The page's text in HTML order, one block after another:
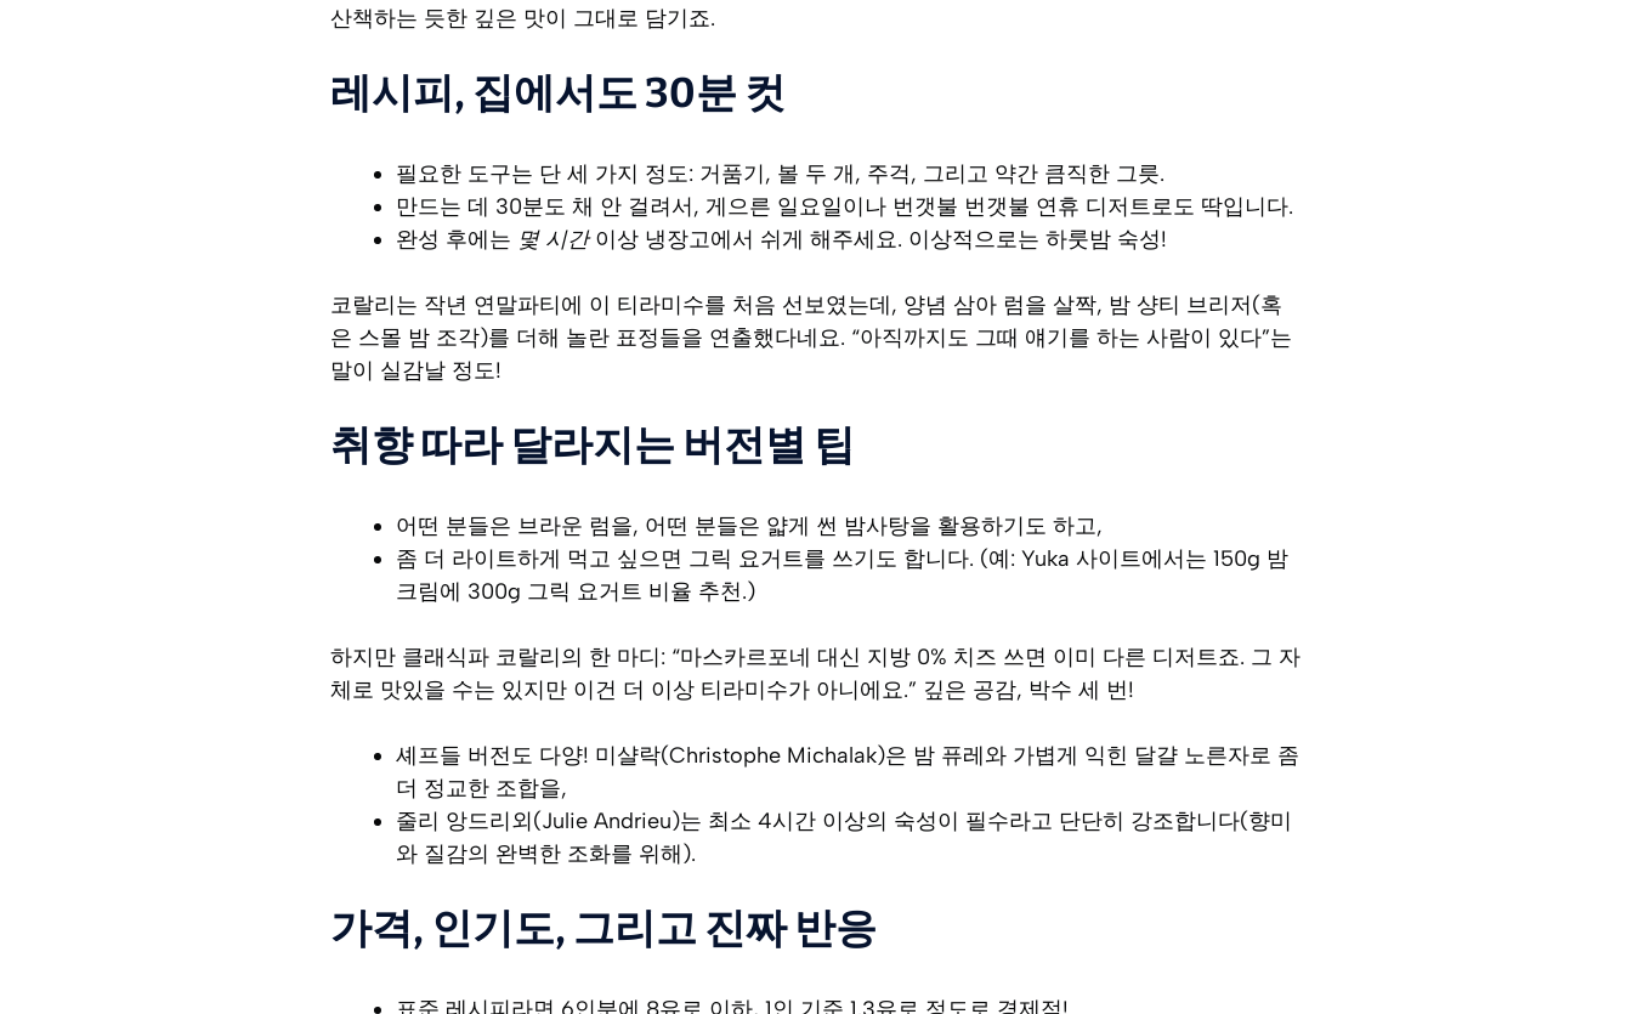
산책하는 듯한 깊은 맛이 그대로 담기죠.
레시피, 집에서도 30분 컷
필요한 도구는 단 세 가지 정도: 거품기, 볼 두 개, 주걱, 그리고 약간 큼직한 그릇.
만드는 데 30분도 채 안 걸려서, 게으른 일요일이나 번갯불 번갯불 연휴 디저트로도 딱입니다.
완성 후에는 몇 시간이상 냉장고에서 쉬게 해주세요. 이상적으로는 하룻밤 숙성!
코랄리는 작년 연말파티에 이 티라미수를 처음 선보였는데, 양념 삼아 럼을 살짝, 밤 샹티 브리저(혹
은 스몰 밤 조각)를 더해 놀란 표정들을 연출했다네요. “아직까지도 그때 얘기를 하는 사람이 있다”는
말이 실감날 정도!
취향 따라 달라지는 버전별 팁
어떤 분들은 브라운 럼을, 어떤 분들은 얇게 썬 밤사탕을 활용하기도 하고,
좀 더 라이트하게 먹고 싶으면 그릭 요거트를 쓰기도 합니다. (예: Yuka 사이트에서는 150g 밤
크림에 300g 그릭 요거트 비율 추천.)
하지만 클래식파 코랄리의 한 마디: “마스카르포네 대신 지방 0% 치즈 쓰면 이미 다른 디저트죠. 그 자
체로 맛있을 수는 있지만 이건 더 이상 티라미수가 아니에요.” 깊은 공감, 박수 세 번!
셰프들 버전도 다양! 미샬락(Christophe Michalak)은 밤 퓨레와 가볍게 익힌 달걀 노른자로 좀
더 정교한 조합을,
줄리 앙드리외(Julie Andrieu)는 최소 4시간 이상의 숙성이 필수라고 단단히 강조합니다(향미
와 질감의 완벽한 조화를 위해).
가격, 인기도, 그리고 진짜 반응